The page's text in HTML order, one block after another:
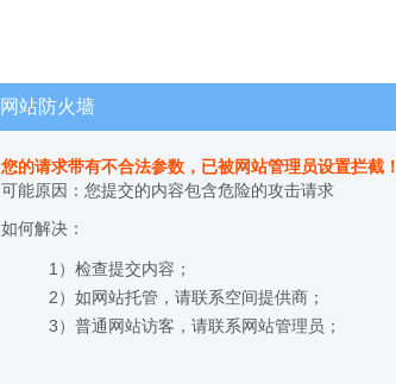
网站防火墙
您的请求带有不合法参数，已被网站管理员设置拦截！
可能原因：您提交的内容包含危险的攻击请求
如何解决：
1）检查提交内容；
2）如网站托管，请联系空间提供商；
3）普通网站访客，请联系网站管理员；